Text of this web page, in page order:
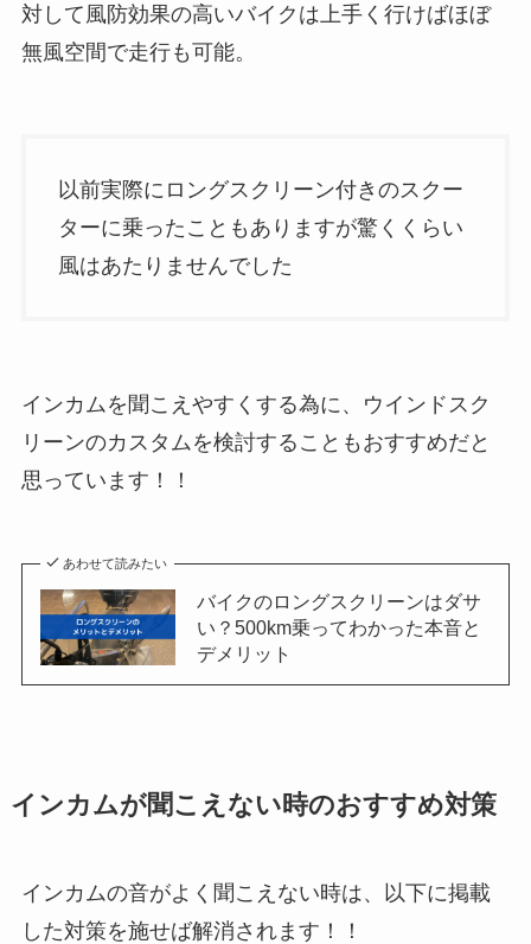
対して風防効果の高いバイクは上手く行けばほぼ
無風空間で走行も可能。
以前実際にロングスクリーン付きのスクー
ターに乗ったこともありますが驚くくらい
風はあたりませんでした
インカムを聞こえやすくする為に、ウインドスク
リーンのカスタムを検討することもおすすめだと
思っています！！
あわせて読みたい
バイクのロングスクリーンはダサ
い？500km乗ってわかった本音と
デメリット
インカムが聞こえない時のおすすめ対策
インカムの音がよく聞こえない時は、以下に掲載
した対策を施せば解消されます！！